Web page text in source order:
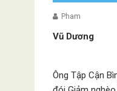
Pham
Vũ Dương
Ông Tập Cận